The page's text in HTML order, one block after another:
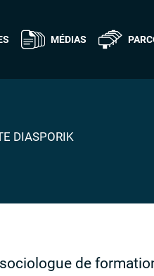
MÉDIAS
DIASPORIK
de